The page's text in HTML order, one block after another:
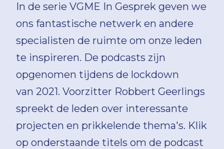
In de serie VGME In Gesprek geven we
ons fantastische netwerk en andere
specialisten de ruimte om onze leden
te inspireren. De podcasts zijn
opgenomen tijdens de lockdown
van 2021. Voorzitter Robbert Geerlings
spreekt de leden over interessante
projecten en prikkelende thema's. Klik
op onderstaande titels om de podcast